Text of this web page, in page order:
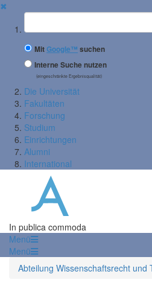
✖
Suchbegriff
MitGoogle™ suchen
Interne Suche nutzen
(eingeschränkte Ergebnisqualität)
Die Universität
Fakultäten
Forschung
Studium
Einrichtungen
Alumni
International
In publica commoda
Menü
Menü
Abteilung Wissenschaftsrecht und